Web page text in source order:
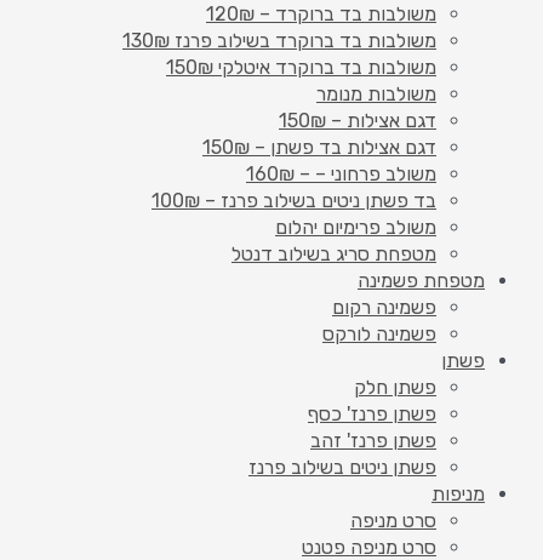
משולבות בד ברוקרד – 120₪
משולבות בד ברוקרד בשילוב פרנז 130₪
משולבות בד ברוקרד איטלקי 150₪
משולבות מנומר
דגם אצילות – 150₪
דגם אצילות בד פשתן – 150₪
משולב פרחוני – – 160₪
בד פשתן ניטים בשילוב פרנז – 100₪
משולב פרימיום יהלום
מטפחת סריג בשילוב דנטל
מטפחת פשמינה
פשמינה רקום
פשמינה לורקס
פשתן
פשתן חלק
פשתן פרנז' כסף
פשתן פרנז' זהב
פשתן ניטים בשילוב פרנז
מניפות
סרט מניפה
סרט מניפה פטנט